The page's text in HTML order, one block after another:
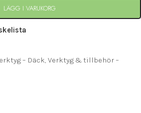
LÄGG I VARUKORG
– Däck, Verktyg & tillbehör –